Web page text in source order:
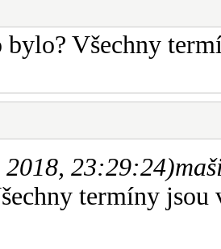
bylo? Všechny
2018, 23:29:24)
termíny